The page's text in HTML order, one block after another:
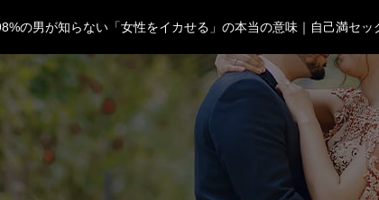
2024春夏花トレンド＆モテる花ギフト
モテる2024春夏メンズファッショントレンドカラー